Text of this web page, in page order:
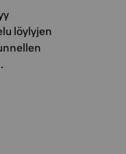
löylyjen